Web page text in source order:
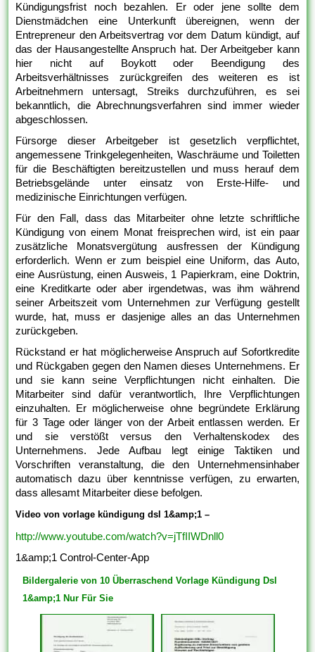
Kündigungsfrist noch bezahlen. Er oder jene sollte dem
Dienstmädchen eine Unterkunft übereignen, wenn der
Entrepreneur den Arbeitsvertrag vor dem Datum kündigt, auf
das der Hausangestellte Anspruch hat. Der Arbeitgeber kann
hier nicht auf Boykott oder Beendigung des
Arbeitsverhältnisses zurückgreifen des weiteren es ist
Arbeitnehmern untersagt, Streiks durchzuführen, es sei
bekanntlich, die Abrechnungsverfahren sind immer wieder
abgeschlossen.
Fürsorge dieser Arbeitgeber ist gesetzlich verpflichtet,
angemessene Trinkgelegenheiten, Waschräume und Toiletten
für die Beschäftigten bereitzustellen und muss herauf dem
Betriebsgelände unter einsatz von Erste-Hilfe- und
medizinische Einrichtungen verfügen.
Für den Fall, dass das Mitarbeiter ohne letzte schriftliche
Kündigung von einem Monat freisprechen wird, ist ein paar
zusätzliche Monatsvergütung ausfressen der Kündigung
erforderlich. Wenn er zum beispiel eine Uniform, das Auto,
eine Ausrüstung, einen Ausweis, 1 Papierkram, eine Doktrin,
eine Kreditkarte oder aber irgendetwas, was ihm während
seiner Arbeitszeit vom Unternehmen zur Verfügung gestellt
wurde, hat, muss er dasjenige alles an das Unternehmen
zurückgeben.
Rückstand er hat möglicherweise Anspruch auf Sofortkredite
und Rückgaben gegen den Namen dieses Unternehmens. Er
und sie kann seine Verpflichtungen nicht einhalten. Die
Mitarbeiter sind dafür verantwortlich, Ihre Verpflichtungen
einzuhalten. Er möglicherweise ohne begründete Erklärung
für 3 Tage oder länger von der Arbeit entlassen werden. Er
und sie verstößt versus den Verhaltenskodex des
Unternehmens. Jede Aufbau legt einige Taktiken und
Vorschriften veranstaltung, die den Unternehmensinhaber
automatisch dazu über kenntnisse verfügen, zu erwarten,
dass allesamt Mitarbeiter diese befolgen.
Video von vorlage kündigung dsl 1&amp;1 –
http://www.youtube.com/watch?v=jTfIIWDnll0
1&amp;1 Control-Center-App
Bildergalerie von 10 Überraschend Vorlage Kündigung Dsl
1&amp;1 Nur Für Sie